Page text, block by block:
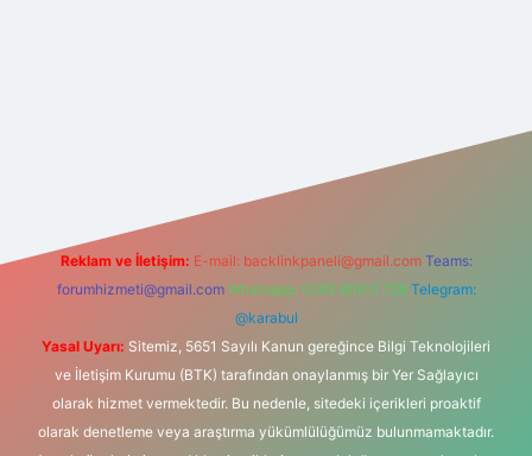
Reklam ve İletişim: E-mail: backlinkpaneli@gmail.com Teams:
forumhizmeti@gmail.com Whatsapp: 0262 606 0 726 Telegram:
@karabul
Yasal Uyarı: Sitemiz, 5651 Sayılı Kanun gereğince Bilgi Teknolojileri
ve İletişim Kurumu (BTK) tarafından onaylanmış bir Yer Sağlayıcı
olarak hizmet vermektedir. Bu nedenle, sitedeki içerikleri proaktif
olarak denetleme veya araştırma yükümlülüğümüz bulunmamaktadır.